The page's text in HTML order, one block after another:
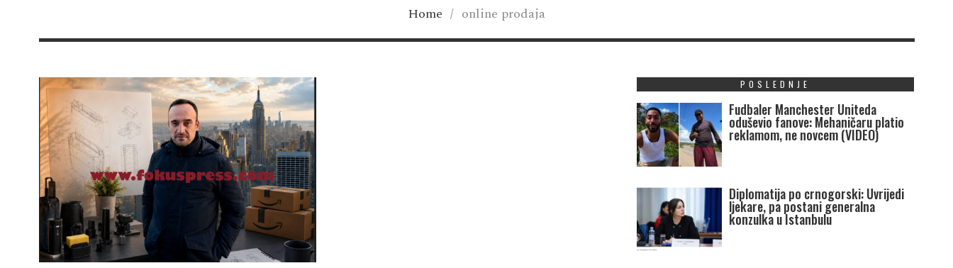
Home / online prodaja
POSLEDNJE
Fudbaler Manchester Uniteda
oduševio fanove: Mehaničaru platio
reklamom, ne novcem (VIDEO)
Diplomatija po crnogorski: Uvrijedi
ljekare, pa postani generalna
konzulka u Istanbulu